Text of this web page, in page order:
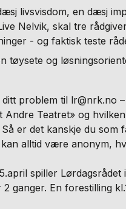
livsvisdom, en dæsj
Nelvik, skal tre
- og faktisk teste
tøysete og
ditt problem til lr@nrk.no
Andre Teatret» og
er det kanskje du som
alltid være anonym,
spiller Lørdagsrådet
2 ganger. En forestilling